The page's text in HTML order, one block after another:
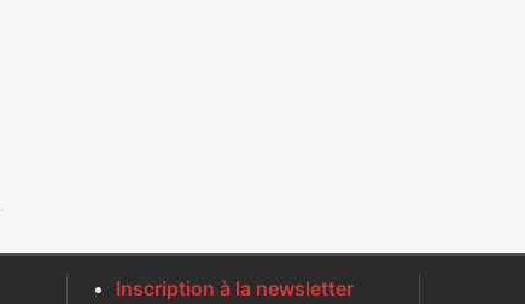
Inscription à la newsletter